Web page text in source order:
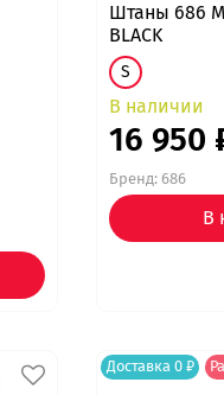
Штаны 686
BLACK
S
В наличии
16 950
Бренд: 686
В
Доставка 0 ₽